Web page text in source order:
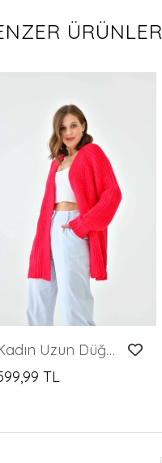
ÜRÜNLER
Kadın Uzun Düğmesiz Triko Ceket
TL